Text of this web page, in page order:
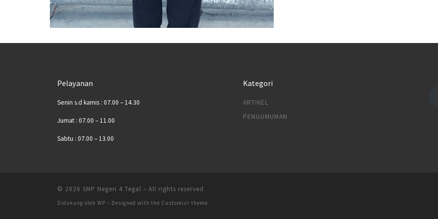
Pelayanan
Senin s.d kamis : 07.00 – 14.30
Jumat : 07.00 – 11.00
Sabtu : 07.00 – 13.00
Kategori
ARTIKEL
PENGUMUMAN
© 2026 SMP Negeri 4 Tegal – All rights reserved
Didukung oleh WP – Designed with the Customizr theme